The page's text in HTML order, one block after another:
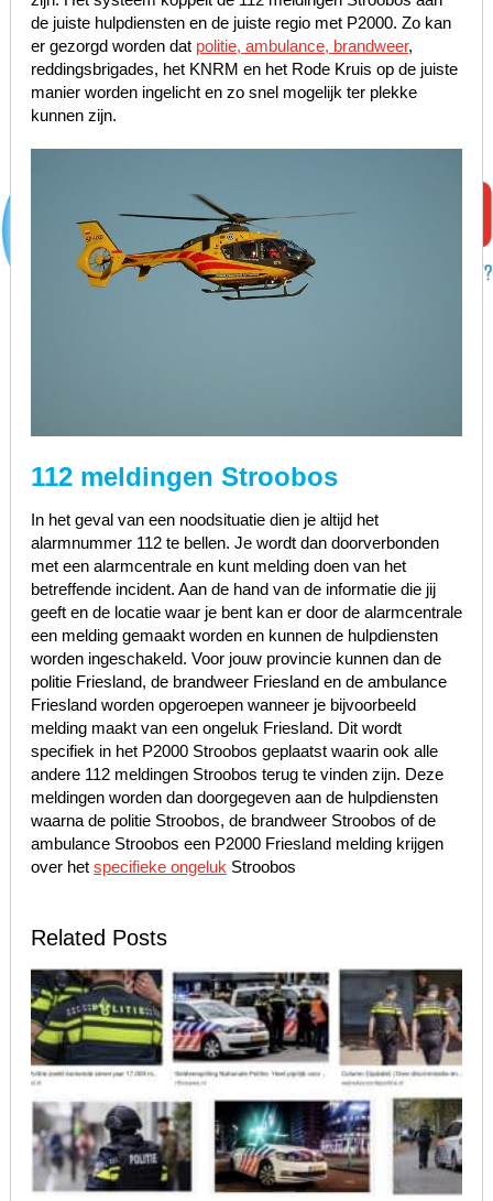
de juiste hulpdiensten en de juiste regio met P2000. Zo kan
er gezorgd worden dat politie, ambulance, brandweer,
reddingsbrigades, het KNRM en het Rode Kruis op de juiste
manier worden ingelicht en zo snel mogelijk ter plekke
kunnen zijn.
112 meldingen Stroobos
In het geval van een noodsituatie dien je altijd het
alarmnummer 112 te bellen. Je wordt dan doorverbonden
met een alarmcentrale en kunt melding doen van het
betreffende incident. Aan de hand van de informatie die jij
geeft en de locatie waar je bent kan er door de alarmcentrale
een melding gemaakt worden en kunnen de hulpdiensten
worden ingeschakeld. Voor jouw provincie kunnen dan de
politie Friesland, de brandweer Friesland en de ambulance
Friesland worden opgeroepen wanneer je bijvoorbeeld
melding maakt van een ongeluk Friesland. Dit wordt
specifiek in het P2000 Stroobos geplaatst waarin ook alle
andere 112 meldingen Stroobos terug te vinden zijn. Deze
meldingen worden dan doorgegeven aan de hulpdiensten
waarna de politie Stroobos, de brandweer Stroobos of de
ambulance Stroobos een P2000 Friesland melding krijgen
over het specifieke ongeluk Stroobos
Related Posts